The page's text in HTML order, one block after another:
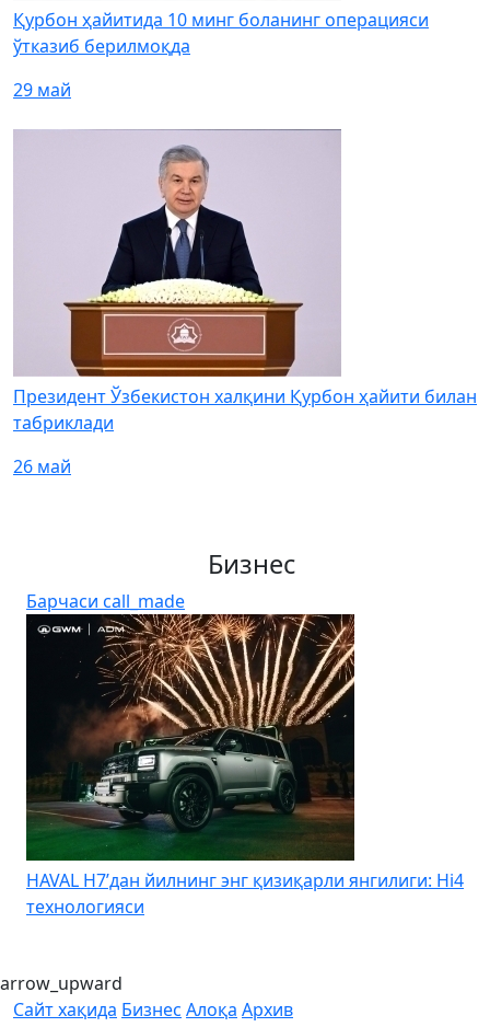
Қурбон ҳайитида 10 минг боланинг операцияси
ўтказиб берилмоқда
29 май
Президент Ўзбекистон халқини Қурбон ҳайити билан
табриклади
26 май
Бизнес
Барчаси call_made
HAVAL H7’дан йилнинг энг қизиқарли янгилиги: Hi4
технологияси
arrow_upward
Сайт хақида Бизнес Алоқа Архив